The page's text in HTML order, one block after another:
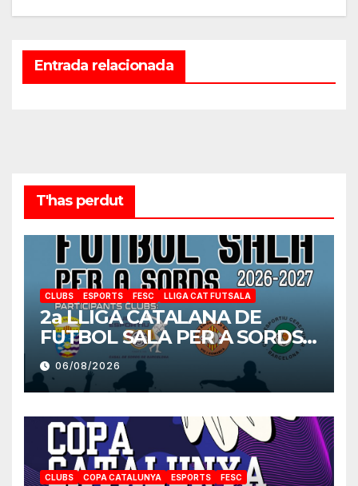
Entrada relacionada
T'has perdut
CLUBS ESPORTS FESC LLIGA CAT FUTSALA
2a LLIGA CATALANA DE
FUTBOL SALA PER A SORDS
2026-2027
06/08/2026
CLUBS COPA CATALUNYA ESPORTS FESC